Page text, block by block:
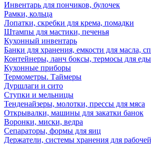
Инвентарь для пончиков, булочек
Рамки, кольца
Лопатки, скребки для крема, помадки
Штампы для мастики, печенья
Кухонный инвентарь
Банки для хранения, емкости для масла,
Контейнеры, ланч боксы, термосы для еды
Кухонные приборы
Термометры. Таймеры
Дуршлаги и сито
Ступки и мельницы
Тенденайзеры, молотки, прессы для мяса
Открывалки, машины для закатки банок
Воронки, миски, ведра
Сепараторы, формы для яиц
Держатели, системы хранения для